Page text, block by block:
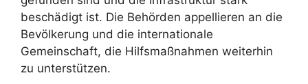
beschädigt ist. Die Behörden appellieren an die
Bevölkerung und die internationale
Gemeinschaft, die Hilfsmaßnahmen weiterhin
zu unterstützen.